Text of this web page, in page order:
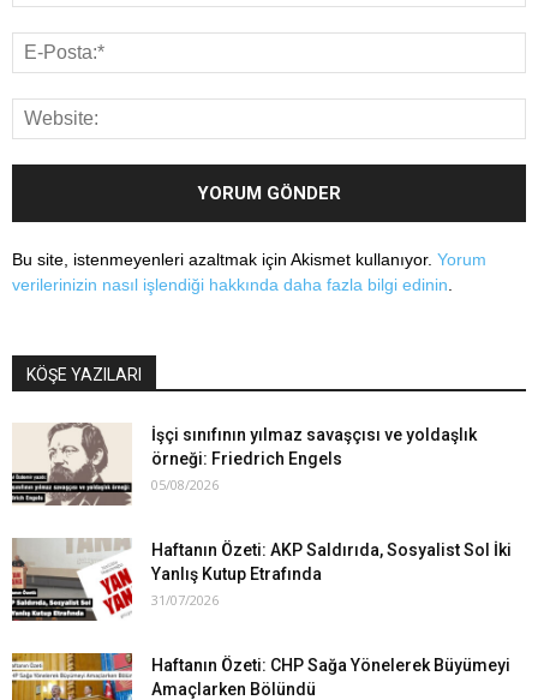
Bu site, istenmeyenleri azaltmak için Akismet kullanıyor. Yorum
verilerinizin nasıl işlendiği hakkında daha fazla bilgi edinin
KÖŞE YAZILARI
İşçi sınıfının yılmaz savaşçısı ve yoldaşlık
örneği: Friedrich Engels
05/08/2026
Haftanın Özeti: AKP Saldırıda, Sosyalist Sol İki
Yanlış Kutup Etrafında
31/07/2026
Haftanın Özeti: CHP Sağa Yönelerek Büyümeyi
Amaçlarken Bölündü